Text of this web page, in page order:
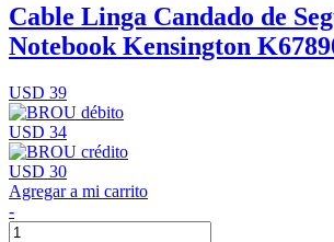
Cable Linga Candado de
Notebook Kensington
USD 39
USD 34
USD 30
Agregar a mi carrito
-